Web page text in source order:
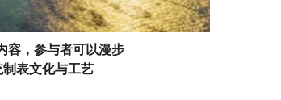
容，参与者可以漫步
表文化与工艺